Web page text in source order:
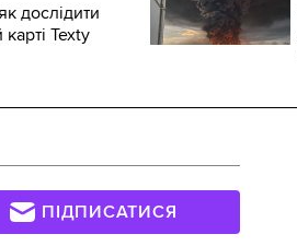
дослідити
Texty
ПІДПИСАТИСЯ